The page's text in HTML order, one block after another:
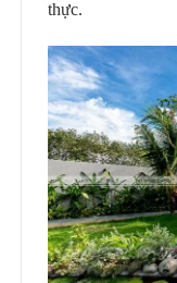
thực.